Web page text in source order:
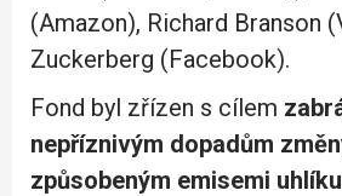
(Amazon), Richard Branson
Zuckerberg (Facebook).
Fond byl zřízen s cílem
nepříznivým dopadům
způsobeným emisemi